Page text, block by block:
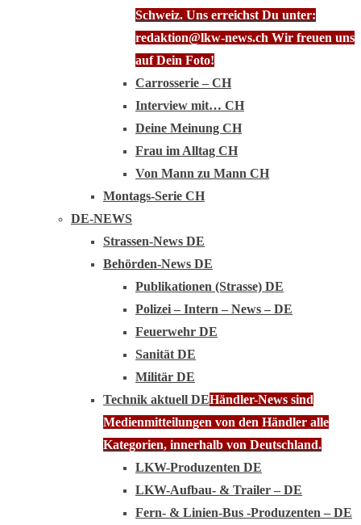
Schweiz. Uns erreichst Du unter:
redaktion@lkw-news.ch Wir freuen uns
auf Dein Foto!
Carrosserie – CH
Interview mit… CH
Deine Meinung CH
Frau im Alltag CH
Von Mann zu Mann CH
Montags-Serie CH
DE-NEWS
Strassen-News DE
Behörden-News DE
Publikationen (Strasse) DE
Polizei – Intern – News – DE
Feuerwehr DE
Sanität DE
Militär DE
Technik aktuell DEHändler-News sind
Medienmitteilungen von den Händler alle
Kategorien, innerhalb von Deutschland.
LKW-Produzenten DE
LKW-Aufbau- & Trailer – DE
Fern- & Linien-Bus -Produzenten – DE